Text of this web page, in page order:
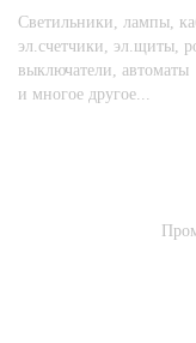
Светильники, лампы,
эл.счетчики, эл.щиты,
выключатели, автоматы
и многое другое...